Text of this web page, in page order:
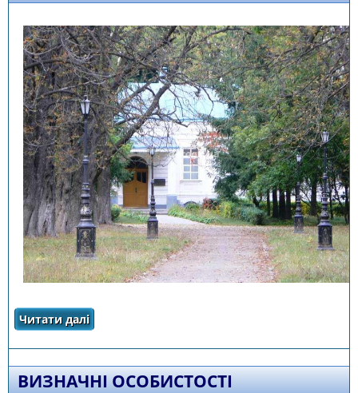
Читати даліпро Заповідники та музеї
ВИЗНАЧНІ ОСОБИСТОСТІ